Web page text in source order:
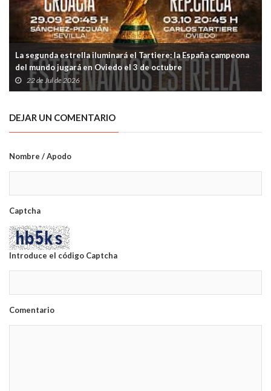
La segunda estrella iluminará el Tartiere: la España campeona
del mundo jugará en Oviedo el 3 de octubre
22 de Jul de 2026
DEJAR UN COMENTARIO
Nombre / Apodo
Captcha
Introduce el código Captcha
Comentario